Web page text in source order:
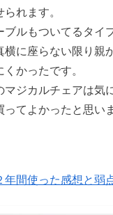
れます。
ブルもついてるタイ
横に座らない限り親
かったです。
マジカルチェアは気
てよかったと思い
年間使った感想と弱